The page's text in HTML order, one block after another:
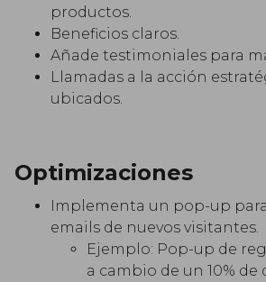
productos.
Beneficios claros.
Añade testimoniales para
Llamadas a la acción
ubicados.
Optimizaciones
Implementa un pop-up
emails de nuevos visitantes.
Ejemplo: Pop-up de
a cambio de un 10% de